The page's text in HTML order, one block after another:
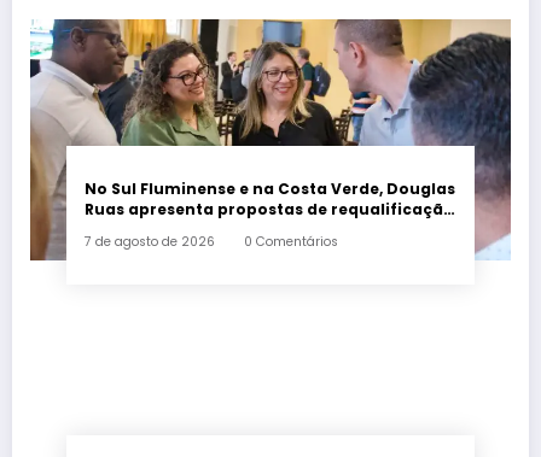
No Sul Fluminense e na Costa Verde, Douglas
Ruas apresenta propostas de requalificação
7 de agosto de 2026 0 Comentários